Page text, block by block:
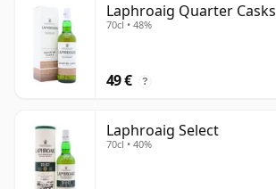
Laphroaig Quarter Casks
70cl • 48%
49 € ?
Laphroaig Select
70cl • 40%